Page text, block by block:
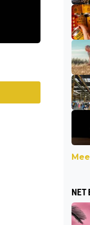
NET